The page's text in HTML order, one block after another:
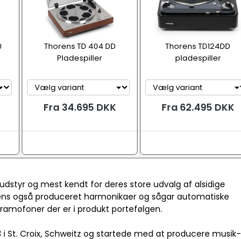
Thorens TD 404 DD
Pladespiller
Fra 34.695 DKK
Thorens TD124DD
pladespiller
Fra 62.495 DKK
og mest kendt for deres store udvalg af alsidige
også produceret harmonikaer og sågar automatiske
der er i produkt portefølgen.
St. Croix, Schweitz og startede med at producere musik-